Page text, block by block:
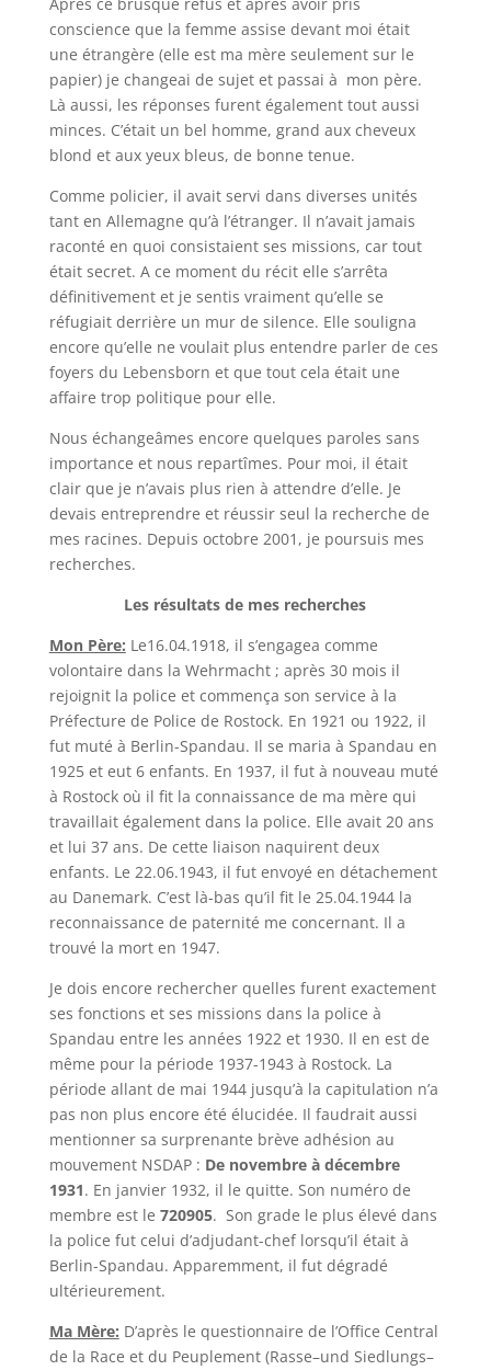
conscience que la femme assise devant moi était
une étrangère (elle est ma mère seulement sur le
papier) je changeai de sujet et passai à mon père.
Là aussi, les réponses furent également tout aussi
minces. C’était un bel homme, grand aux cheveux
blond et aux yeux bleus, de bonne tenue.
Comme policier, il avait servi dans diverses unités
tant en Allemagne qu’à l’étranger. Il n’avait jamais
raconté en quoi consistaient ses missions, car tout
était secret. A ce moment du récit elle s’arrêta
définitivement et je sentis vraiment qu’elle se
réfugiait derrière un mur de silence. Elle souligna
encore qu’elle ne voulait plus entendre parler de ces
foyers du Lebensborn et que tout cela était une
affaire trop politique pour elle.
Nous échangeâmes encore quelques paroles sans
importance et nous repartîmes. Pour moi, il était
clair que je n’avais plus rien à attendre d’elle. Je
devais entreprendre et réussir seul la recherche de
mes racines. Depuis octobre 2001, je poursuis mes
recherches.
Les résultats de mes recherches
Mon Père: Le16.04.1918, il s’engagea comme
volontaire dans la Wehrmacht ; après 30 mois il
rejoignit la police et commença son service à la
Préfecture de Police de Rostock. En 1921 ou 1922, il
fut muté à Berlin-Spandau. Il se maria à Spandau en
1925 et eut 6 enfants. En 1937, il fut à nouveau muté
à Rostock où il fit la connaissance de ma mère qui
travaillait également dans la police. Elle avait 20 ans
et lui 37 ans. De cette liaison naquirent deux
enfants. Le 22.06.1943, il fut envoyé en détachement
au Danemark. C’est là-bas qu’il fit le 25.04.1944 la
reconnaissance de paternité me concernant. Il a
trouvé la mort en 1947.
Je dois encore rechercher quelles furent exactement
ses fonctions et ses missions dans la police à
Spandau entre les années 1922 et 1930. Il en est de
même pour la période 1937-1943 à Rostock. La
période allant de mai 1944 jusqu’à la capitulation n’a
pas non plus encore été élucidée. Il faudrait aussi
mentionner sa surprenante brève adhésion au
mouvement NSDAP : De novembre à décembre
1931. En janvier 1932, il le quitte. Son numéro de
membre est le 720905. Son grade le plus élevé dans
la police fut celui d’adjudant-chef lorsqu’il était à
Berlin-Spandau. Apparemment, il fut dégradé
ultérieurement.
Ma Mère: D’après le questionnaire de l’Office Central
de la Race et du Peuplement (Rasse–und Siedlungs–